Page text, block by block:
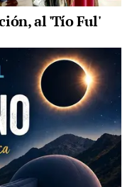
al 'Tío Ful'